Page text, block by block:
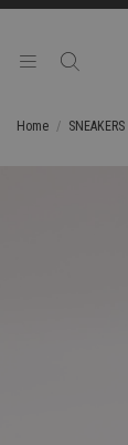
Home SNEAKERS